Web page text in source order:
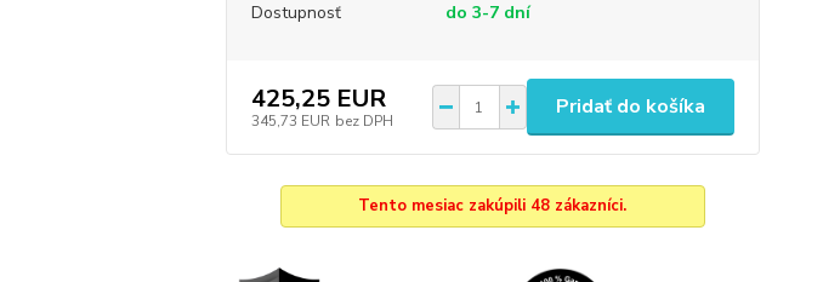
Dostupnosť do 3-7 dní
425,25 EUR
345,73 EUR bez DPH
Pridať do košíka
Tento mesiac zakúpili 48 zákazníci.